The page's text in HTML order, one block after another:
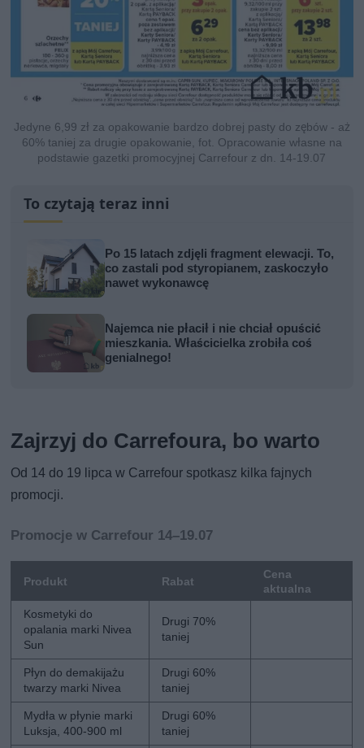
Jedyne 6,99 zł za opakowanie bardzo dobrej pasty do zębów - aż
60% taniej za drugie opakowanie, fot. Opracowanie własne na
podstawie gazetki promocyjnej Carrefour z dn. 14-19.07
To czytają teraz inni
Po 15 latach zdjęli fragment elewacji. To,
co zastali pod styropianem, zaskoczyło
nawet wykonawcę
Najemca nie płacił i nie chciał opuścić
mieszkania. Właścicielka zrobiła coś
genialnego!
Zajrzyj do Carrefoura, bo warto
Od 14 do 19 lipca w Carrefour spotkasz kilka fajnych
promocji.
Promocje w Carrefour 14–19.07
Produkt Rabat
Cena
aktualna
Kosmetyki do
opalania marki Nivea
Sun
Drugi 70%
taniej
Płyn do demakijażu
twarzy marki Nivea
Drugi 60%
taniej
Mydła w płynie marki
Luksja, 400-900 ml
Drugi 60%
taniej